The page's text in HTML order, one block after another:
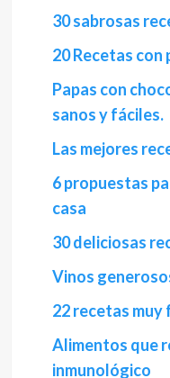
30 sabrosas
20 Recetas
Papas con
sanos y fáciles.
Las mejores
6 propuestas
casa
30 deliciosas
Vinos
22 recetas
Alimentos que
inmunológico